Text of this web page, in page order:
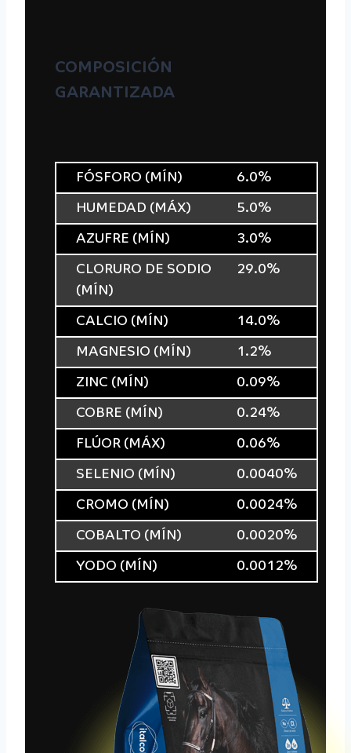
COMPOSICIÓN
GARANTIZADA
FÓSFORO (MÍN) 6.0%
HUMEDAD (MÁX) 5.0%
AZUFRE (MÍN) 3.0%
CLORURO DE SODIO
(MÍN)
29.0%
CALCIO (MÍN) 14.0%
MAGNESIO (MÍN) 1.2%
ZINC (MÍN) 0.09%
COBRE (MÍN) 0.24%
FLÚOR (MÁX) 0.06%
SELENIO (MÍN) 0.0040%
CROMO (MÍN) 0.0024%
COBALTO (MÍN) 0.0020%
YODO (MÍN) 0.0012%